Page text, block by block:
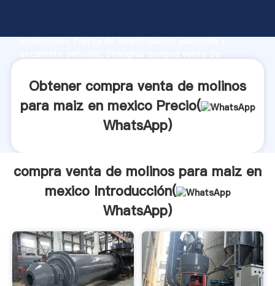
producción, fuerza de investigación avanzada y
y aporta valores a todos los clientes.
Obtener compra venta de molinos
para maiz en mexico Precio(
WhatsApp)
compra venta de molinos para maiz en
mexico Introducción(
WhatsApp)